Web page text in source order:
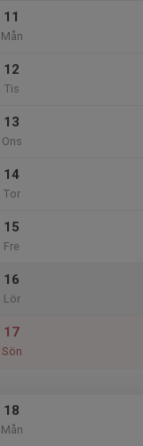
11
Mån
12
Tis
13
Ons
14
Tor
15
Fre
16
Lör
17
Sön
18
Mån